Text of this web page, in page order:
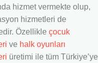
hizmet vermekte olup,
hizmetleri de
Özellikle çocuk
ve halk oyunları
üretimi ile tüm Türkiye’ye